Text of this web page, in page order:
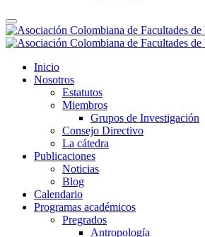
Inicio
Nosotros
Estatutos
Miembros
Grupos de Investigación
Consejo Directivo
La cátedra
Publicaciones
Noticias
Blog
Calendario
Programas académicos
Pregrados
Antropología